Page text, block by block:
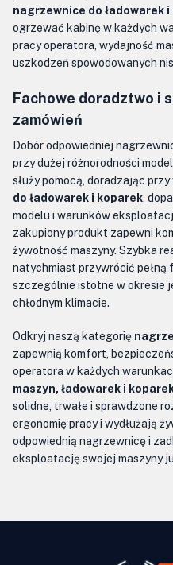
nagrzewnice do ładowarek
ogrzewać kabinę w każdych
pracy operatora, wydajność
uszkodzeń spowodowanych
Fachowe doradztwo i
zamówień
Dobór odpowiedniej
przy dużej różnorodności
służy pomocą, doradzając
do ładowarek i koparek ,
modelu i warunków
zakupiony produkt zapewni
żywotność maszyny. Szybka
natychmiast przywrócić
szczególnie istotne w okresie
chłodnym klimacie.
Odkryj naszą kategorię
zapewnią komfort,
operatora w każdych
maszyn, ładowarek i
solidne, trwałe i sprawdzone
ergonomię pracy i wydłużają
odpowiednią nagrzewnicę i
eksploatację swojej maszyny